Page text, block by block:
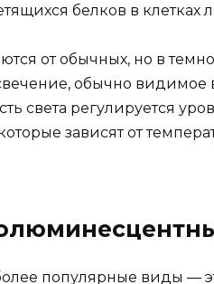
белков в клетках
от обычных, но в
обычно
света регулируется
зависят от
популярные виды —